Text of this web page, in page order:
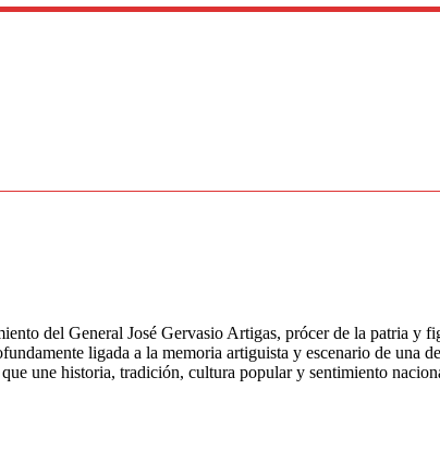
del General José Gervasio Artigas, prócer de la patria y
ligada a la memoria artiguista y escenario de una
une historia, tradición, cultura popular y sentimiento